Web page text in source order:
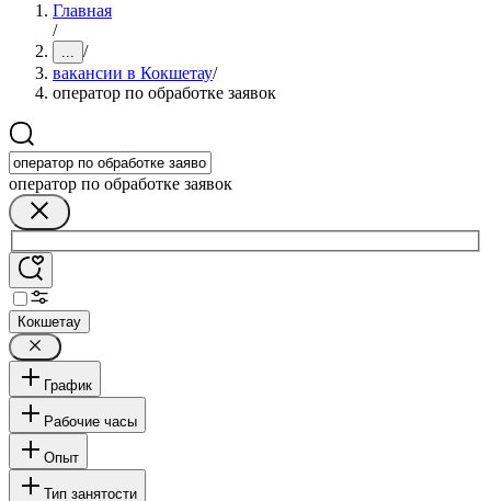
Главная
/
... /
вакансии в Кокшетау/
оператор по обработке заявок
оператор по обработке заявок
Кокшетау
График
Рабочие часы
Опыт
Тип занятости